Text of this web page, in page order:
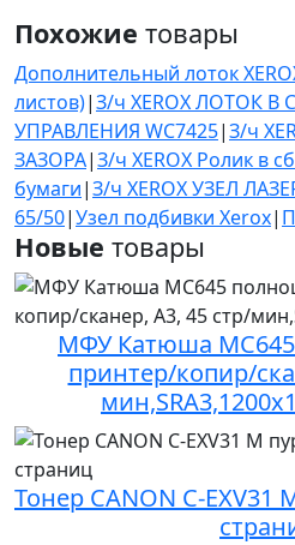
Похожие товары
Дополнительный лоток
листов)|З/ч XEROX ЛОТОК В
УПРАВЛЕНИЯ WC7425|З/ч
ЗАЗОРА|З/ч XEROX Ролик в
бумаги|З/ч XEROX УЗЕЛ
65/50|Узел подбивки Xerox|
Новые товары
МФУ Катюша
принтер/копир/
Тонер CANON C-EXV31